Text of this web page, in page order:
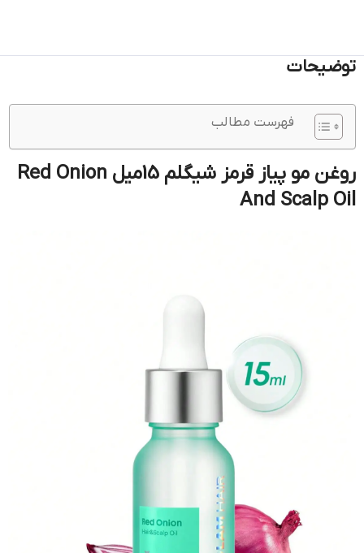
توضیحات
فهرست مطالب
روغن مو پیاز قرمز شیگلم 15میل Red Onion
And Scalp Oil